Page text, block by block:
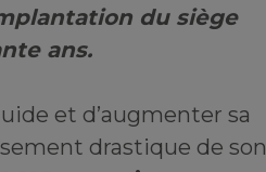
du siège
ans.
et d’augmenter sa
drastique de son